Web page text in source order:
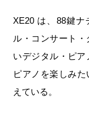
XE20 は、88鍵
ル・コンサート
いデジタル・ピア
ピアノを楽しみ
えている。